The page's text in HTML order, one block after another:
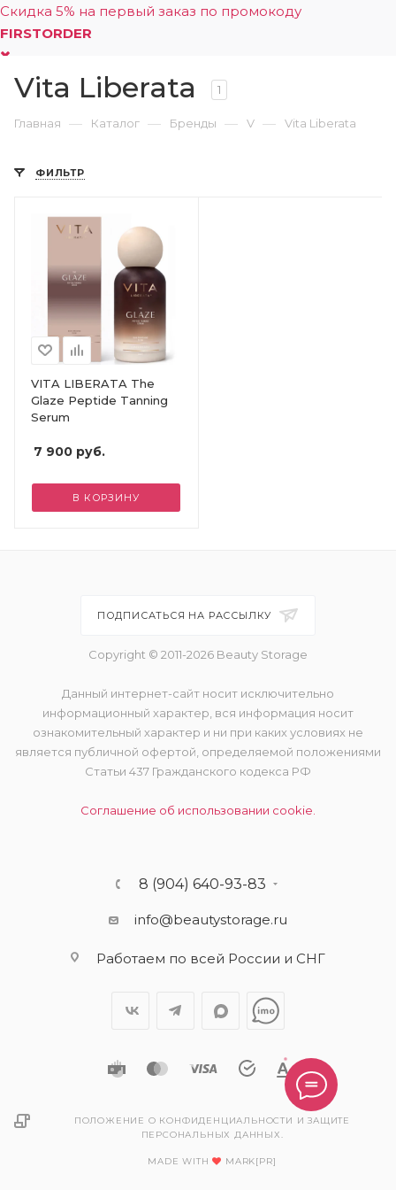
Скидка 5% на первый заказ по промокоду
FIRSTORDER
Vita Liberata 1
Главная — Каталог — Бренды — V — Vita Liberata
ФИЛЬТР
VITA LIBERATA The
Glaze Peptide Tanning
Serum
7 900 руб.
В КОРЗИНУ
ПОДПИСАТЬСЯ НА РАССЫЛКУ
Copyright © 2011-2026 Beauty Storage
Данный интернет-сайт носит исключительно
информационный характер, вся информация носит
ознакомительный характер и ни при каких условиях не
является публичной офертой, определяемой положениями
Статьи 437 Гражданского кодекса РФ
Соглашение об использовании cookie.
8 (904) 640-93-83
info@beautystorage.ru
Работаем по всей России и СНГ
ПОЛОЖЕНИЕ О КОНФИДЕНЦИАЛЬНОСТИ И ЗАЩИТЕ
ПЕРСОНАЛЬНЫХ ДАННЫХ.
MADE WITH MARK[PR]